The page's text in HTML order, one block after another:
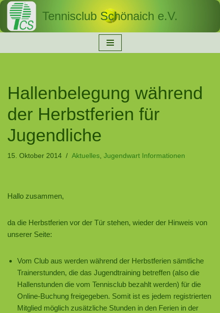
Zum
Tennisclub Schönaich e.V.
Hallenbelegung während
der Herbstferien für
Jugendliche
15. Oktober 2014 Aktuelles, Jugendwart Informationen
Hallo zusammen,
da die Herbstferien vor der Tür stehen, wieder der Hinweis von
unserer Seite:
Vom Club aus werden während der Herbstferien sämtliche
Trainerstunden, die das Jugendtraining betreffen (also die
Hallenstunden die vom Tennisclub bezahlt werden) für die
Online-Buchung freigegeben. Somit ist es jedem registrierten
Mitglied möglich zusätzliche Stunden in den Ferien in der